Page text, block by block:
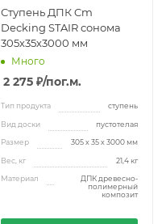
Ступень ДПК Cm
Decking STAIR сонома
305х35х3000 мм
Много
2 275 ₽/пог.м.
Тип продукта ступень
Вид доски пустотелая
Размер 305 х 35 х 3000 мм
Вес, кг 21,4 кг
Материал
ДПК древесно-
полимерный
композит